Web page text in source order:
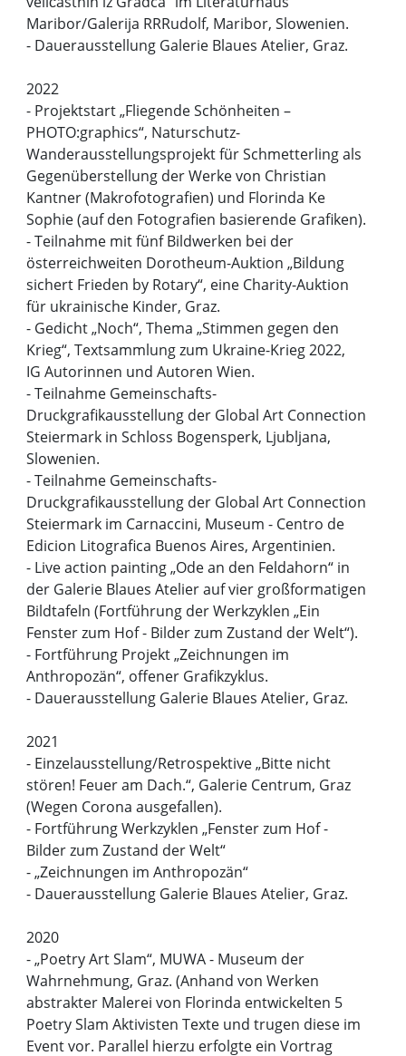
Maribor/Galerija RRRudolf, Maribor, Slowenien.
- Dauerausstellung Galerie Blaues Atelier, Graz.
2022
- Projektstart „Fliegende Schönheiten –
PHOTO:graphics“, Naturschutz-
Wanderausstellungsprojekt für Schmetterling als
Gegenüberstellung der Werke von Christian
Kantner (Makrofotografien) und Florinda Ke
Sophie (auf den Fotografien basierende Grafiken).
- Teilnahme mit fünf Bildwerken bei der
österreichweiten Dorotheum-Auktion „Bildung
sichert Frieden by Rotary“, eine Charity-Auktion
für ukrainische Kinder, Graz.
- Gedicht „Noch“, Thema „Stimmen gegen den
Krieg“, Textsammlung zum Ukraine-Krieg 2022,
IG Autorinnen und Autoren Wien.
- Teilnahme Gemeinschafts-
Druckgrafikausstellung der Global Art Connection
Steiermark in Schloss Bogensperk, Ljubljana,
Slowenien.
- Teilnahme Gemeinschafts-
Druckgrafikausstellung der Global Art Connection
Steiermark im Carnaccini, Museum - Centro de
Edicion Litografica Buenos Aires, Argentinien.
- Live action painting „Ode an den Feldahorn“ in
der Galerie Blaues Atelier auf vier großformatigen
Bildtafeln (Fortführung der Werkzyklen „Ein
Fenster zum Hof - Bilder zum Zustand der Welt“).
- Fortführung Projekt „Zeichnungen im
Anthropozän“, offener Grafikzyklus.
- Dauerausstellung Galerie Blaues Atelier, Graz.
2021
- Einzelausstellung/Retrospektive „Bitte nicht
stören! Feuer am Dach.“, Galerie Centrum, Graz
(Wegen Corona ausgefallen).
- Fortführung Werkzyklen „Fenster zum Hof -
Bilder zum Zustand der Welt“
- „Zeichnungen im Anthropozän“
- Dauerausstellung Galerie Blaues Atelier, Graz.
2020
- „Poetry Art Slam“, MUWA - Museum der
Wahrnehmung, Graz. (Anhand von Werken
abstrakter Malerei von Florinda entwickelten 5
Poetry Slam Aktivisten Texte und trugen diese im
Event vor. Parallel hierzu erfolgte ein Vortrag